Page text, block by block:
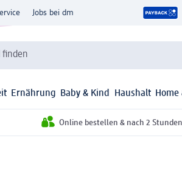
Jobs bei dm
finden
Ernährung Baby & Kind Haushalt Home
Online bestellen & nach 2